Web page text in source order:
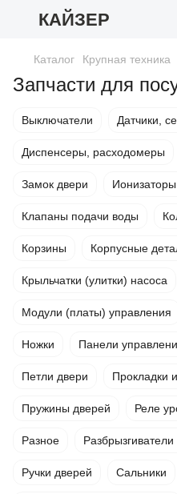
КАЙЗЕР
Каталог Крупная техника
Запчасти для
Выключатели Датчики,
Диспенсеры, расходомеры
Замок двери
Клапаны подачи воды
Корзины Корпусные
Крыльчатки (улитки) насоса
Модули (платы) управления
Ножки Панели
Петли двери Прокладки
Пружины дверей Реле
Разное
Ручки дверей Сальники